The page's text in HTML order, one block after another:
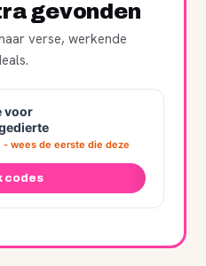
gevonden
verse, werkende
voor
- wees de eerste die deze
codes